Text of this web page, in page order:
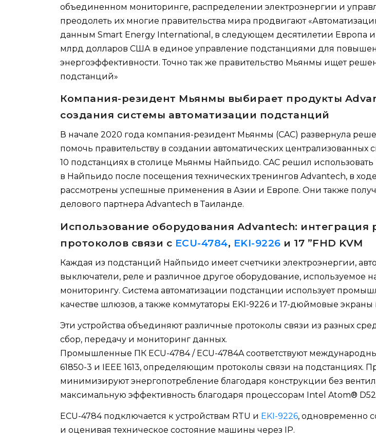
объединенном мониторинге, распределении электроэнергии и
преодолеть их многие правительства мира продвигают
данным Smart Energy International, в следующем десятилетии Европа
млрд долларов США в единое управление подстанциями для
энергоэффективности. Точно так же правительство Мьянмы ищет
подстанций»
Компания-резидент Мьянмы выбирает продукты
создания системы автоматизации подстанций
В начале 2020 года компания-резидент Мьянмы (CAC) развернула
помочь правительству в создании автоматических централизованных
10 подстанциях в столице Мьянмы Найпьидо. CAC решил
в Найпьидо после посещения технических тренингов Advantech, в
рассмотрены успешные применения в Азии и Европе. Они также
делового партнера Advantech в Таиланде.
Использование оборудования Advantech: интеграция
протоколов связи с ECU-4784, EKI-9226 и 17 ”FHD KVM
Каждая из подстанций Найпьидо имеет счетчики электроэнергии,
выключатели, реле и различное другое оборудование, используемое
мониторингу. Система автоматизации подстанции использует
качестве шлюзов, а также коммутаторы EKI-9226 и 17-дюймовые экраны
Эти устройства объединяют различные протоколы связи из разных
сбор, передачу и мониторинг данных.
Промышленные ПК ECU-4784 / ECU-4784A соответствуют
61850-3 и IEEE 1613, определяющим протоколы связи на подстанциях.
минимизируют энергопотребление благодаря конструкции без
максимальную эффективность благодаря процессорам Intel Atom®
ECU-4784 подключается к устройствам RTU и EKI-9226, одновременно
и оценивая техническое состояние машины через IP.